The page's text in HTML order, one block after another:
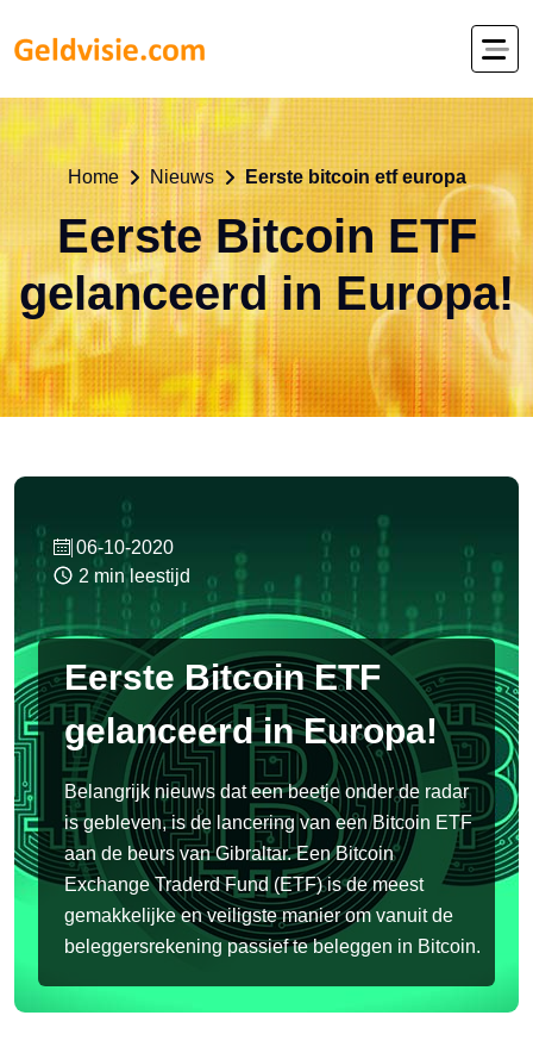
Home Nieuws Eerste bitcoin etf europa
Eerste Bitcoin ETF
gelanceerd in Europa!
06-10-2020
2 min leestijd
Eerste Bitcoin ETF
gelanceerd in Europa!
Belangrijk nieuws dat een beetje onder de radar
is gebleven, is de lancering van een Bitcoin ETF
aan de beurs van Gibraltar. Een Bitcoin
Exchange Traderd Fund (ETF) is de meest
gemakkelijke en veiligste manier om vanuit de
beleggersrekening passief te beleggen in Bitcoin.